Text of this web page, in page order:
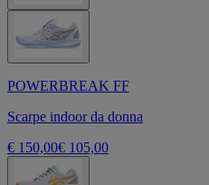
POWERBREAK FF
Scarpe indoor da donna
€ 150,00€ 105,00